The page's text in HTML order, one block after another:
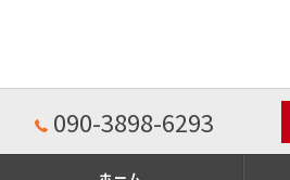
090-3898-6293